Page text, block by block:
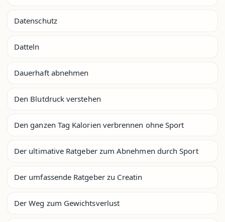
Datenschutz
Datteln
Dauerhaft abnehmen
Den Blutdruck verstehen
Den ganzen Tag Kalorien verbrennen ohne Sport
Der ultimative Ratgeber zum Abnehmen durch Sport
Der umfassende Ratgeber zu Creatin
Der Weg zum Gewichtsverlust